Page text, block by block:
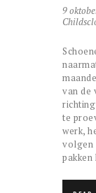
9
van de
te
werk,
volgen